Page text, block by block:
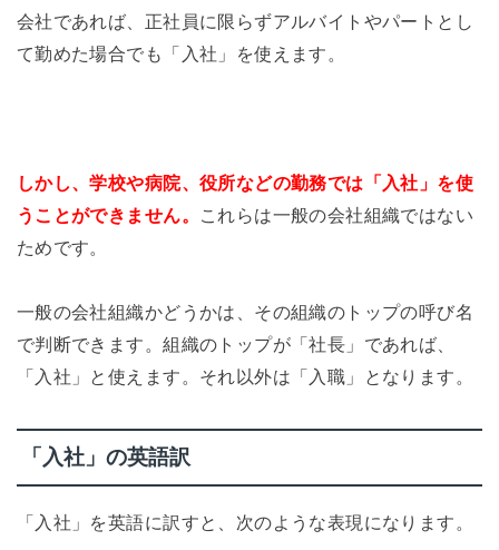
会社であれば、正社員に限らずアルバイトやパートとし
て勤めた場合でも「入社」を使えます。
しかし、学校や病院、役所などの勤務では「入社」を使
うことができません。
これらは一般の会社組織ではない
ためです。
一般の会社組織かどうかは、その組織のトップの呼び名
で判断できます。組織のトップが「社長」であれば、
「入社」と使えます。それ以外は「入職」となります。
「入社」の英語訳
「入社」を英語に訳すと、次のような表現になります。